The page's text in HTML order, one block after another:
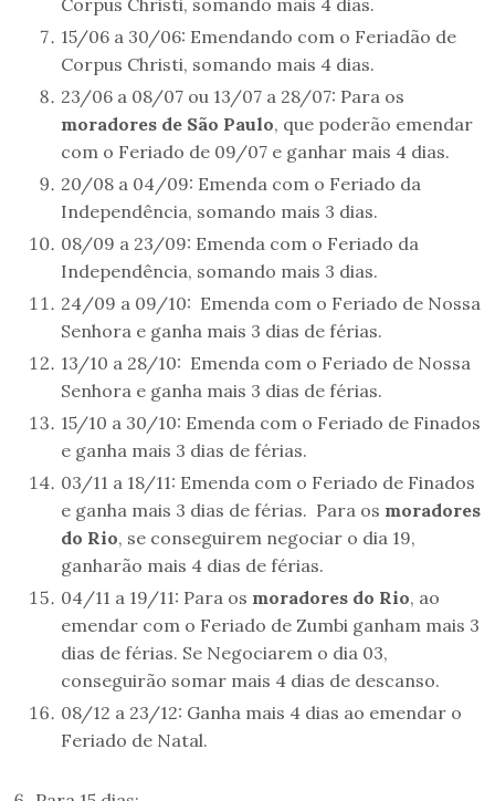
15/06 a 30/06: Emendando com o Feriadão de
Corpus Christi, somando mais 4 dias.
23/06 a 08/07 ou 13/07 a 28/07: Para os
moradores de São Paulo, que poderão emendar
com o Feriado de 09/07 e ganhar mais 4 dias.
20/08 a 04/09: Emenda com o Feriado da
Independência, somando mais 3 dias.
08/09 a 23/09: Emenda com o Feriado da
Independência, somando mais 3 dias.
24/09 a 09/10: Emenda com o Feriado de Nossa
Senhora e ganha mais 3 dias de férias.
13/10 a 28/10: Emenda com o Feriado de Nossa
Senhora e ganha mais 3 dias de férias.
15/10 a 30/10: Emenda com o Feriado de Finados
e ganha mais 3 dias de férias.
03/11 a 18/11: Emenda com o Feriado de Finados
e ganha mais 3 dias de férias. Para os moradores
do Rio, se conseguirem negociar o dia 19,
ganharão mais 4 dias de férias.
04/11 a 19/11: Para os moradores do Rio, ao
emendar com o Feriado de Zumbi ganham mais 3
dias de férias. Se Negociarem o dia 03,
conseguirão somar mais 4 dias de descanso.
08/12 a 23/12: Ganha mais 4 dias ao emendar o
Feriado de Natal.